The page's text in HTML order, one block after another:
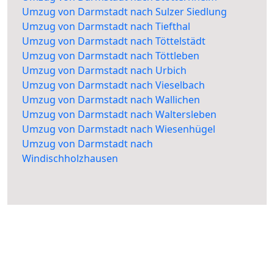
Umzug von Darmstadt nach Sulzer Siedlung
Umzug von Darmstadt nach Tiefthal
Umzug von Darmstadt nach Töttelstädt
Umzug von Darmstadt nach Töttleben
Umzug von Darmstadt nach Urbich
Umzug von Darmstadt nach Vieselbach
Umzug von Darmstadt nach Wallichen
Umzug von Darmstadt nach Waltersleben
Umzug von Darmstadt nach Wiesenhügel
Umzug von Darmstadt nach
Windischholzhausen